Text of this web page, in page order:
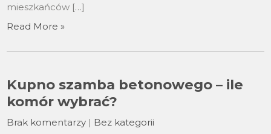
mieszkańców […]
Read More »
Kupno szamba betonowego – ile
komór wybrać?
Brak komentarzy | Bez kategorii